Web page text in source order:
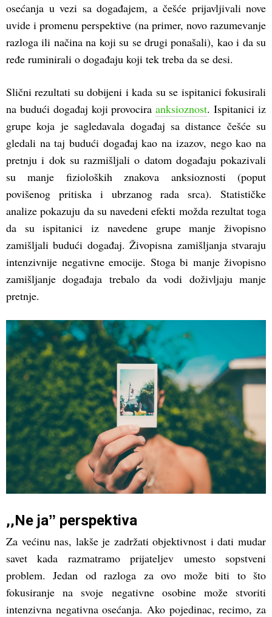
osećanja u vezi sa događajem, a češće prijavljivali nove
uvide i promenu perspektive (na primer, novo razumevanje
razloga ili načina na koji su se drugi ponašali), kao i da su
ređe ruminirali o događaju koji tek treba da se desi.
Slični rezultati su dobijeni i kada su se ispitanici fokusirali
na budući događaj koji provociraanksioznost. Ispitanici iz
grupe koja je sagledavala događaj sa distance češće su
gledali na taj budući događaj kao na izazov, nego kao na
pretnju i dok su razmišljali o datom događaju pokazivali
su manje fizioloških znakova anksioznosti (poput
povišenog pritiska i ubrzanog rada srca). Statističke
analize pokazuju da su navedeni efekti možda rezultat toga
da su ispitanici iz navedene grupe manje živopisno
zamišljali budući događaj. Živopisna zamišljanja stvaraju
intenzivnije negativne emocije. Stoga bi manje živopisno
zamišljanje događaja trebalo da vodi doživljaju manje
pretnje.
,,Ne jaˮ perspektiva
Za većinu nas, lakše je zadržati objektivnost i dati mudar
savet kada razmatramo prijateljev umesto sopstveni
problem. Jedan od razloga za ovo može biti to što
fokusiranje na svoje negativne osobine može stvoriti
intenzivna negativna osećanja. Ako pojedinac, recimo, za